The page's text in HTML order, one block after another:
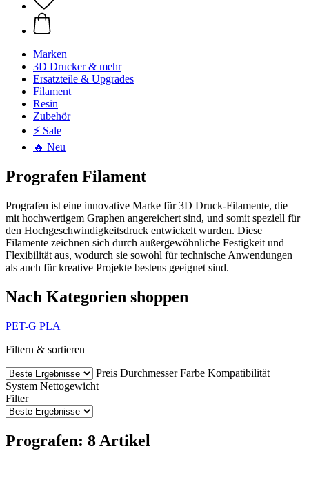
Marken
3D Drucker & mehr
Ersatzteile & Upgrades
Filament
Resin
Zubehör
⚡ Sale
🔥 Neu
Prografen Filament
Prografen ist eine innovative Marke für 3D Druck-Filamente, die
mit hochwertigem Graphen angereichert sind, und somit speziell für
den Hochgeschwindigkeitsdruck entwickelt wurden. Diese
Filamente zeichnen sich durch außergewöhnliche Festigkeit und
Flexibilität aus, wodurch sie sowohl für technische Anwendungen
als auch für kreative Projekte bestens geeignet sind.
Nach Kategorien shoppen
PET-G PLA
Filtern & sortieren
Preis Durchmesser Farbe Kompatibilität
System Nettogewicht
Filter
Prografen: 8 Artikel